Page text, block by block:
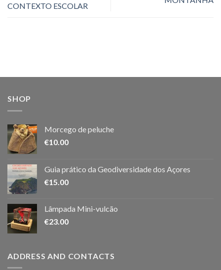
CONTEXTO ESCOLAR
SHOP
Morcego de peluche
€10.00
Guia prático da Geodiversidade dos Açores
€15.00
Lâmpada Mini-vulcão
€23.00
ADDRESS AND CONTACTS